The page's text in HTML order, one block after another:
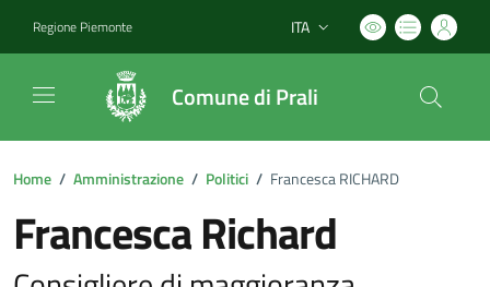
Regione Piemonte Lingua attiva:
ITA
Comune di Prali
Home / Amministrazione / Politici / Francesca RICHARD
Francesca Richard